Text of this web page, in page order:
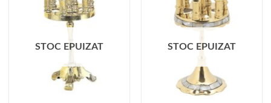
STOC EPUIZAT STOC EPUIZAT